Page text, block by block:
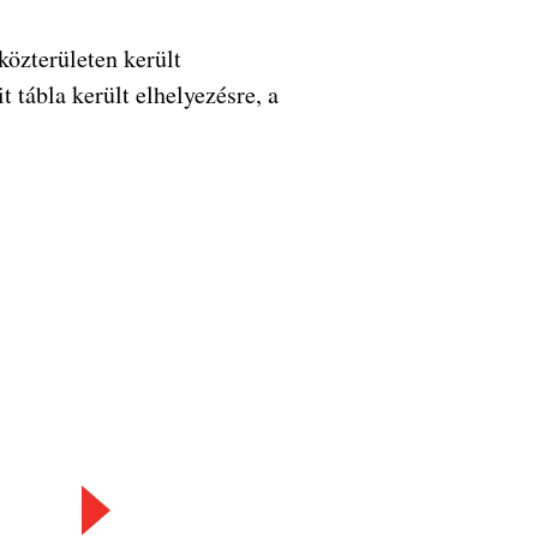
került
tábla került elhelyezésre, a